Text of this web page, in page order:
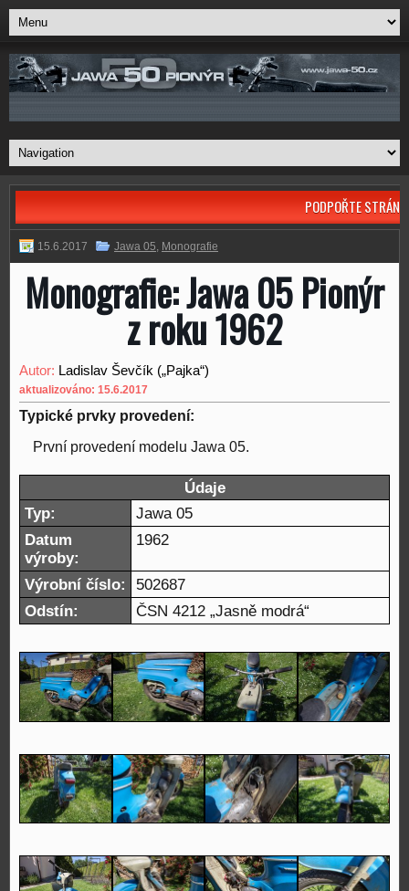
PODPOŘTE
15.6.2017 Jawa 05, Monografie
Monografie: Jawa 05 Pionýr
z roku 1962
Autor: Ladislav Ševčík („Pajka“)
aktualizováno: 15.6.2017
Typické prvky provedení:
První provedení modelu Jawa 05.
Údaje
Typ:
Jawa 05
Datum
výroby:
1962
Výrobní číslo:
502687
Odstín:
ČSN 4212 „Jasně modrá“